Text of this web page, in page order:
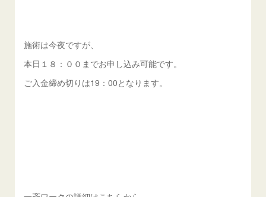
施術は今夜ですが、
本日１８：００までお申し込み可能です。
ご入金締め切りは19：00となります。